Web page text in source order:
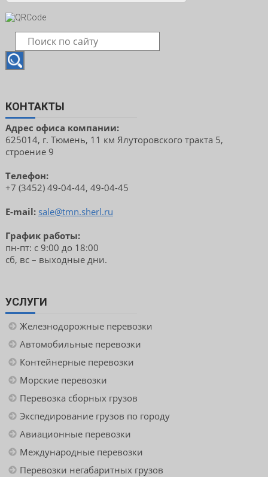
КОНТАКТЫ
Адрес офиса компании:
625014, г. Тюмень, 11 км Ялуторовского тракта 5,
строение 9
Телефон:
+7 (3452) 49-04-44, 49-04-45
E-mail: sale@tmn.sherl.ru
График работы:
пн-пт: с 9:00 до 18:00
сб, вс – выходные дни.
УСЛУГИ
Железнодорожные перевозки
Автомобильные перевозки
Контейнерные перевозки
Морские перевозки
Перевозка сборных грузов
Экспедирование грузов по городу
Авиационные перевозки
Международные перевозки
Перевозки негабаритных грузов